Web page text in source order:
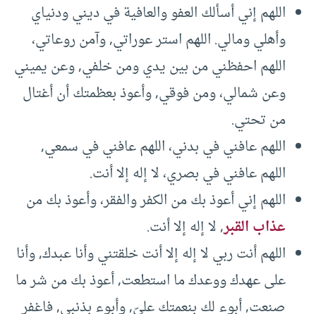
اللهم إني أسألك العفو والعافية في ديني ودنياي
وأهلي ومالي. اللهم استر عوراتي, وآمن روعاتي،
اللهم احفظني من بين يدي ومن خلفي, وعن يميني
وعن شمالي، ومن فوقي, وأعوذ بعظمتك أن أغتال
من تحتي.
اللهم عافني في بدني، اللهم عافني في سمعي,
اللهم عافني في بصري، لا إله إلا أنت.
اللهم إني أعوذ بك من الكفر والفقر، وأعوذ بك من
عذاب القبر, لا إله إلا أنت.
اللهم أنت ربي لا إله إلا أنت خلقتني وأنا عبدك, وأنا
على عهدك ووعدك ما استطعت, أعوذ بك من شر ما
صنعت, أبوء لك بنعمتك عليّ, وأبوء بذنبي, فاغفر